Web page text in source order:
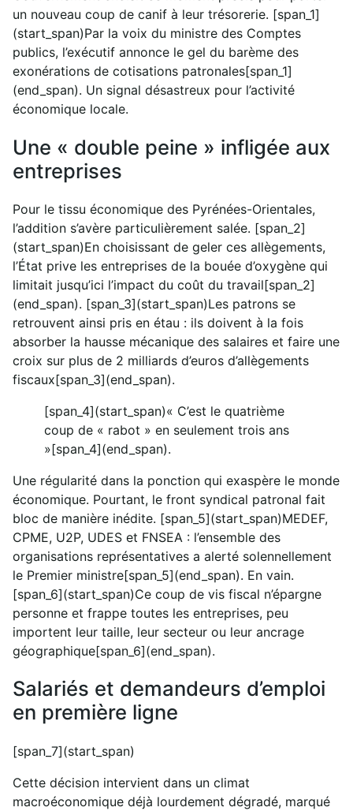
un nouveau coup de canif à leur trésorerie. [span_1]
(start_span)Par la voix du ministre des Comptes
publics, l’exécutif annonce le gel du barème des
exonérations de cotisations patronales[span_1]
(end_span). Un signal désastreux pour l’activité
économique locale.
Une « double peine » infligée aux
entreprises
Pour le tissu économique des Pyrénées-Orientales,
l’addition s’avère particulièrement salée. [span_2]
(start_span)En choisissant de geler ces allègements,
l’État prive les entreprises de la bouée d’oxygène qui
limitait jusqu’ici l’impact du coût du travail[span_2]
(end_span). [span_3](start_span)Les patrons se
retrouvent ainsi pris en étau : ils doivent à la fois
absorber la hausse mécanique des salaires et faire une
croix sur plus de 2 milliards d’euros d’allègements
fiscaux[span_3](end_span).
[span_4](start_span)« C’est le quatrième
coup de « rabot » en seulement trois ans
»[span_4](end_span).
Une régularité dans la ponction qui exaspère le monde
économique. Pourtant, le front syndical patronal fait
bloc de manière inédite. [span_5](start_span)MEDEF,
CPME, U2P, UDES et FNSEA : l’ensemble des
organisations représentatives a alerté solennellement
le Premier ministre[span_5](end_span). En vain.
[span_6](start_span)Ce coup de vis fiscal n’épargne
personne et frappe toutes les entreprises, peu
importent leur taille, leur secteur ou leur ancrage
géographique[span_6](end_span).
Salariés et demandeurs d’emploi
en première ligne
[span_7](start_span)
Cette décision intervient dans un climat
macroéconomique déjà lourdement dégradé, marqué